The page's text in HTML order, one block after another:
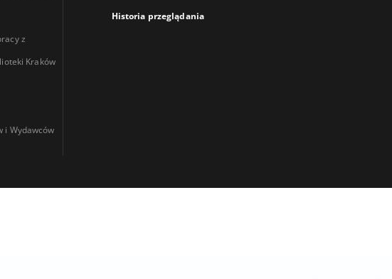
z
Kraków
i Wydawców
Historia przeglądania